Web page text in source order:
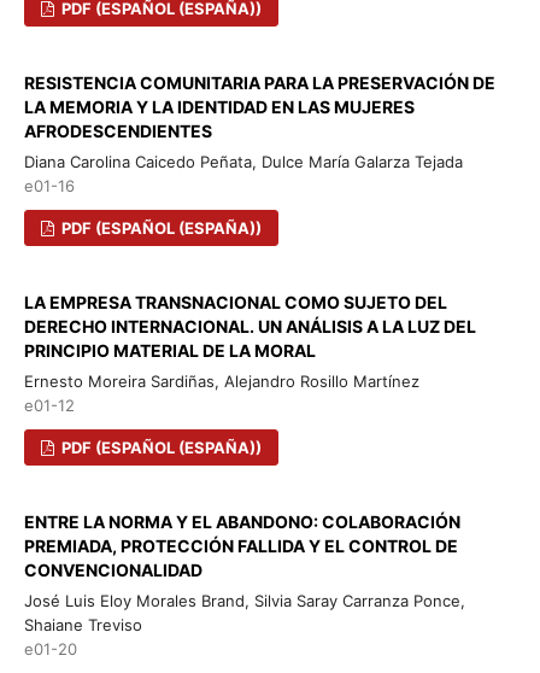
PDF (ESPAÑOL (ESPAÑA))
RESISTENCIA COMUNITARIA PARA LA PRESERVACIÓN DE
LA MEMORIA Y LA IDENTIDAD EN LAS MUJERES
AFRODESCENDIENTES
Diana Carolina Caicedo Peñata, Dulce María Galarza Tejada
e01-16
PDF (ESPAÑOL (ESPAÑA))
LA EMPRESA TRANSNACIONAL COMO SUJETO DEL
DERECHO INTERNACIONAL. UN ANÁLISIS A LA LUZ DEL
PRINCIPIO MATERIAL DE LA MORAL
Ernesto Moreira Sardiñas, Alejandro Rosillo Martínez
e01-12
PDF (ESPAÑOL (ESPAÑA))
ENTRE LA NORMA Y EL ABANDONO: COLABORACIÓN
PREMIADA, PROTECCIÓN FALLIDA Y EL CONTROL DE
CONVENCIONALIDAD
José Luis Eloy Morales Brand, Silvia Saray Carranza Ponce,
Shaiane Treviso
e01-20